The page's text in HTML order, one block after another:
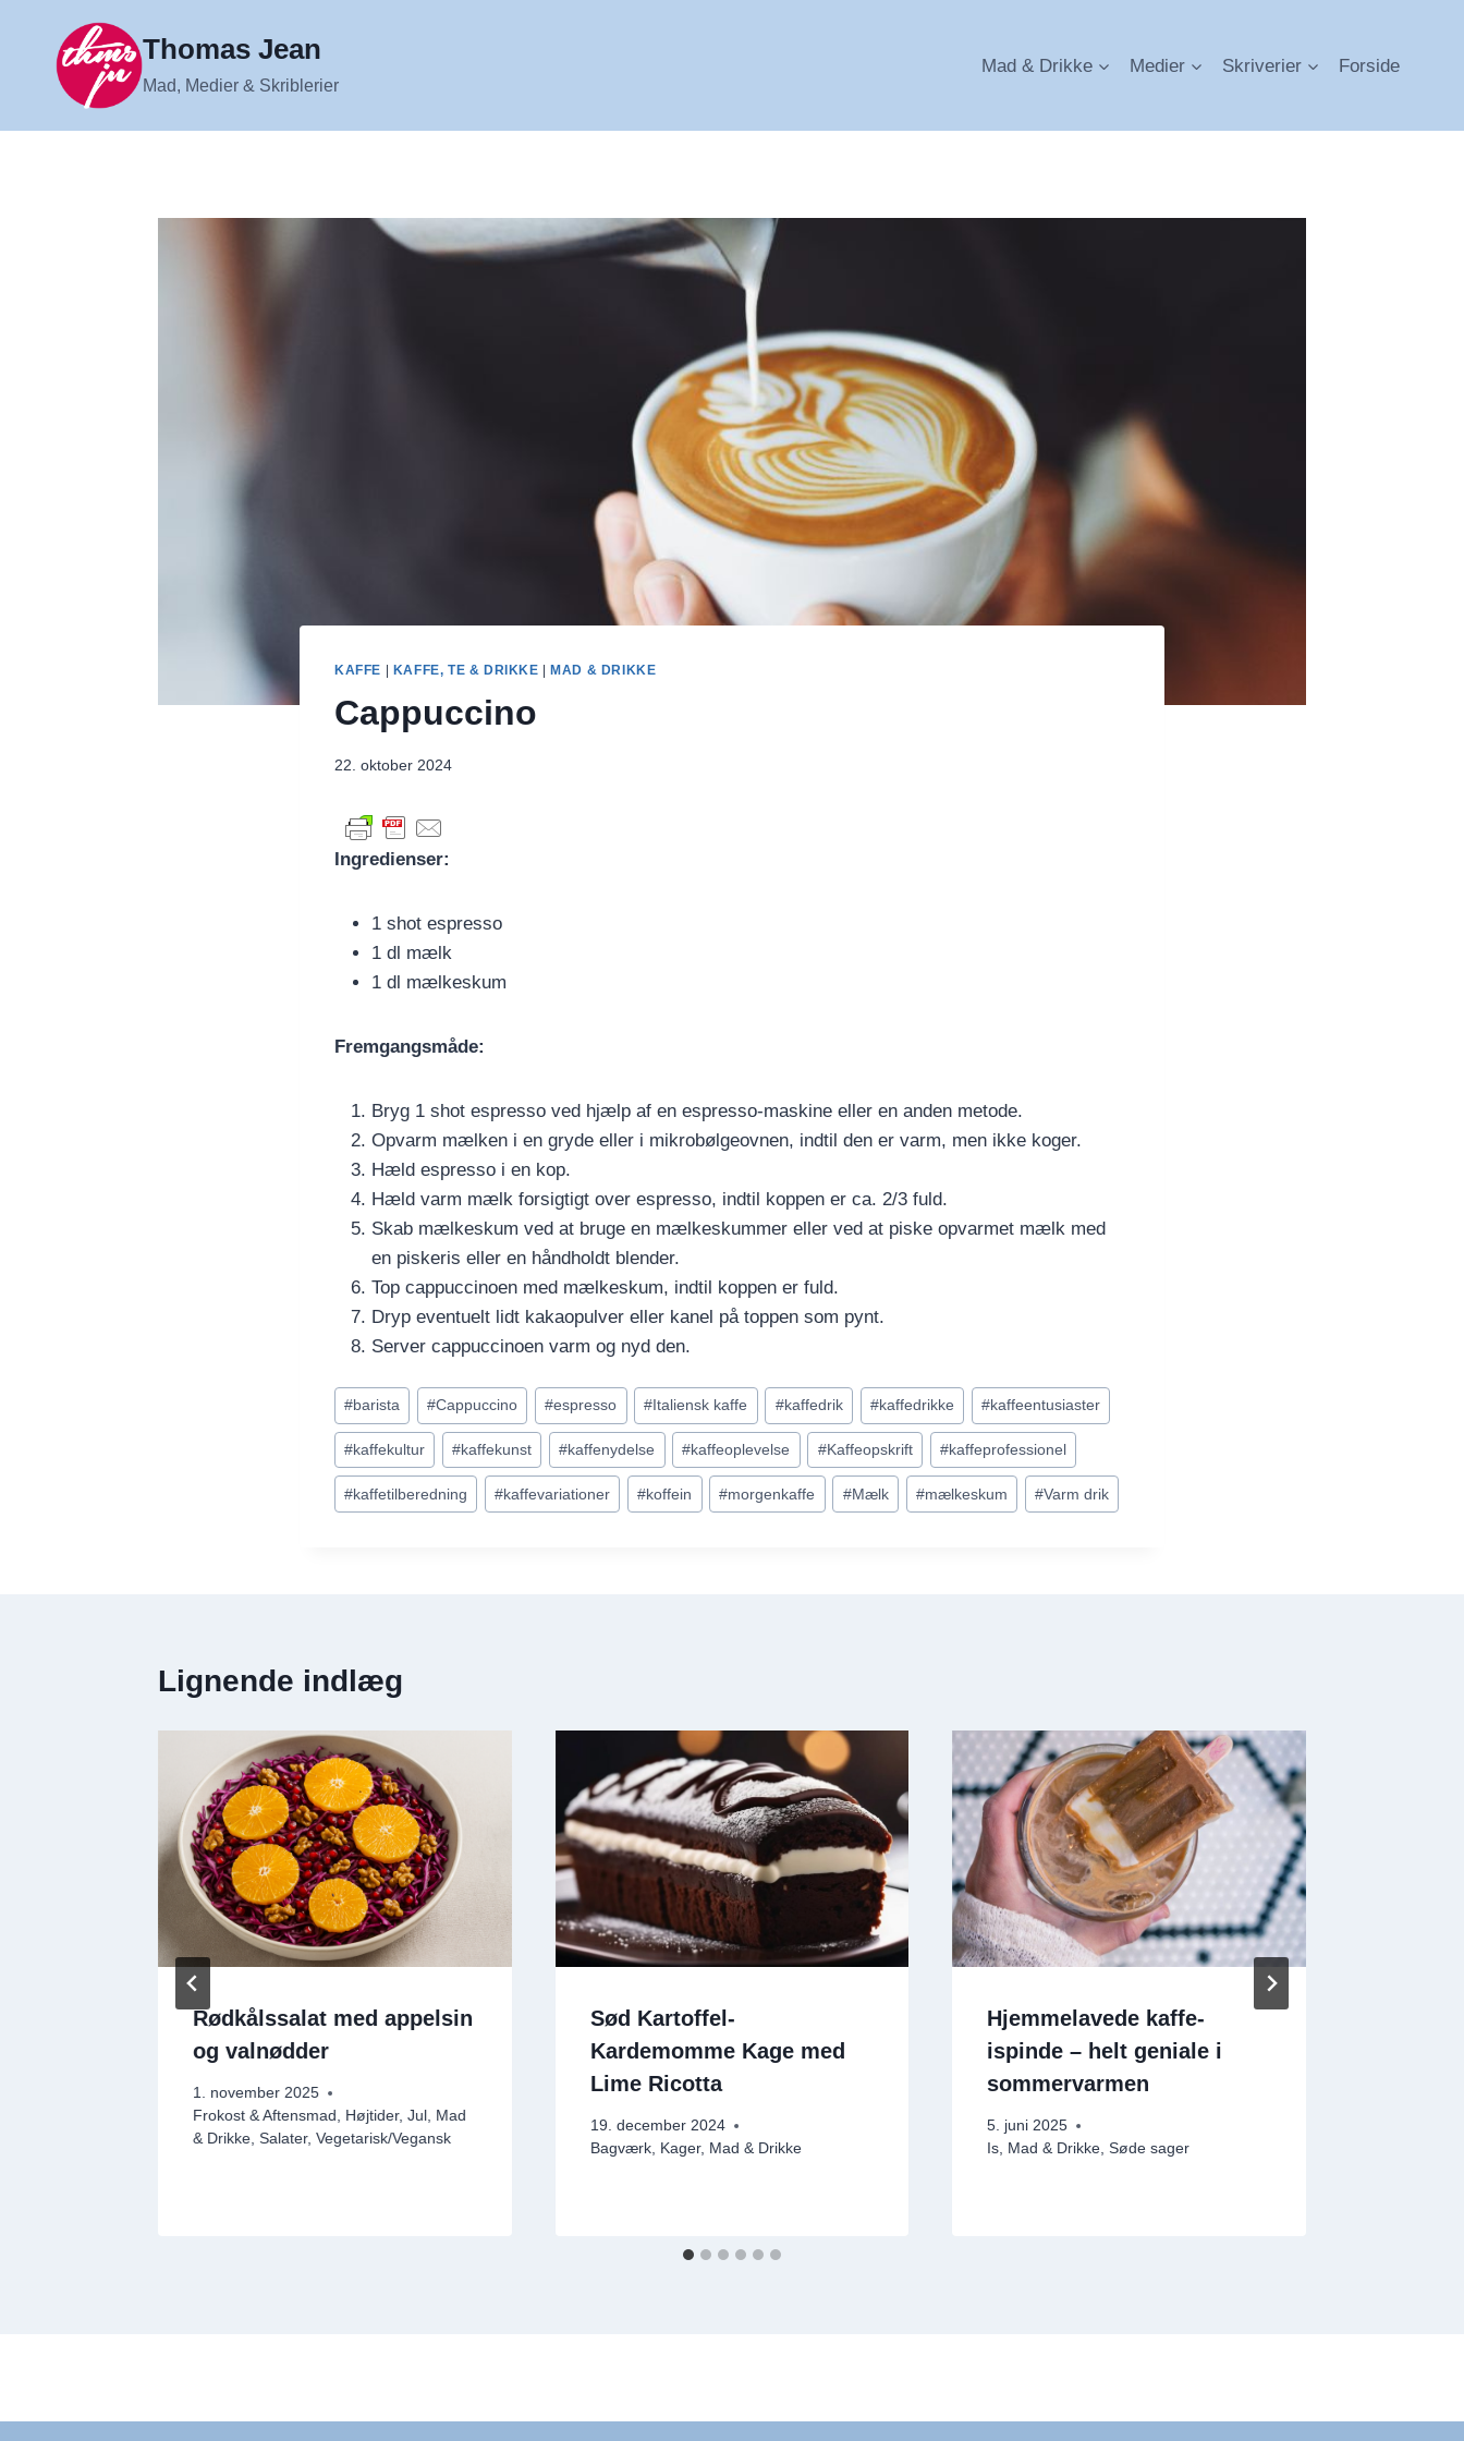
indhold
Thomas Jean
Mad, Medier & Skriblerier
Mad & Drikke Medier Skriverier Forside
KAFFE | KAFFE, TE & DRIKKE |MAD & DRIKKE
Cappuccino
22. oktober 2024
Ingredienser:
1 shot espresso
1 dl mælk
1 dl mælkeskum
Fremgangsmåde:
Bryg 1 shot espresso ved hjælp af en espresso-maskine eller en anden metode.
Opvarm mælken i en gryde eller i mikrobølgeovnen, indtil den er varm, men ikke koger.
Hæld espresso i en kop.
Hæld varm mælk forsigtigt over espresso, indtil koppen er ca. 2/3 fuld.
Skab mælkeskum ved at bruge en mælkeskummer eller ved at piske opvarmet mælk med
en piskeris eller en håndholdt blender.
Top cappuccinoen med mælkeskum, indtil koppen er fuld.
Dryp eventuelt lidt kakaopulver eller kanel på toppen som pynt.
Server cappuccinoen varm og nyd den.
Indlæg-
tags:
#barista #Cappuccino #espresso # Italiensk kaffe #kaffedrik #kaffedrikke #kaffeentusiaster
#kaffekultur #kaffekunst #kaffenydelse #kaffeoplevelse #Kaffeopskrift #kaffeprofessionel
#kaffetilberedning #kaffevariationer #koffein #morgenkaffe #Mælk #mælkeskum #Varm drik
Lignende indlæg
Rødkålssalat med appelsin
og valnødder
1. november 2025
Frokost & Aftensmad , Højtider, Jul , Mad
& Drikke, Salater, Vegetarisk/Vegansk
Sød Kartoffel-
Kardemomme Kage med
Lime Ricotta
19. december 2024
Bagværk, Kager, Mad & Drikke
Hjemmelavede kaffe-
ispinde – helt geniale i
sommervarmen
5. juni 2025
Is, Mad & Drikke,Søde sager